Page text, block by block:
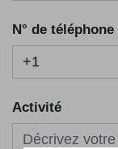
N° de téléphone
Activité